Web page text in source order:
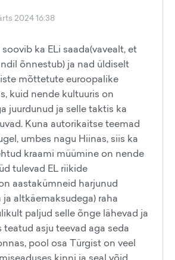
2024 16:38
ka ELi saada(vavealt, et
õnnestub) ja nad üldiselt
mõttetute euroopalike
kuid nende kultuuris on
juurdunud ja selle taktis ka
Kuna autorikaitse teemad
umbes nagu Hiinas, siis ka
kraami müümine on nende
tulevad EL riikide
aastakümneid harjunud
altkäemaksudega) raha
paljud selle õnge lähevad ja
teatud asju teevad aga seda
pool osa Türgist on veel